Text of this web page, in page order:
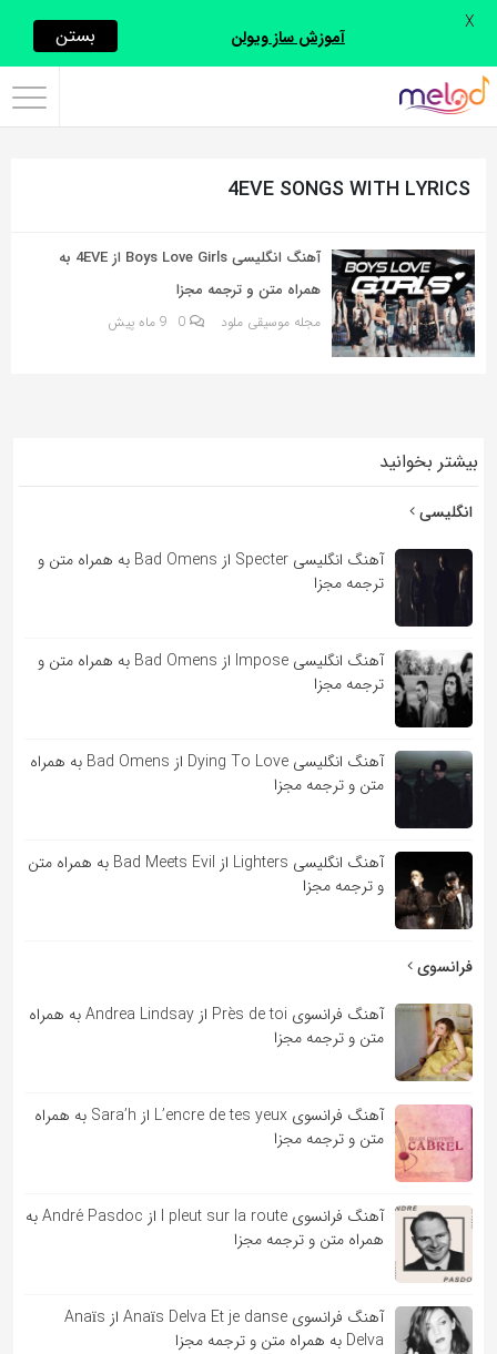
اشتراک
با
از
زیر
می‌توانید
این
صفحه
خود
به
بگذارید.
لینک
4EVE SONGS WITH LYRICS
آهنگ انگلیسی Boys Love Girls از 4EVE به
همراه متن و ترجمه مجزا
مجله موسیقی ملود 0 9 ماه پیش
بیشتر بخوانید
انگلیسی
آهنگ انگلیسی Specter از Bad Omens به همراه متن و
ترجمه مجزا
آهنگ انگلیسی Impose از Bad Omens به همراه متن و
ترجمه مجزا
آهنگ انگلیسی Dying To Love از Bad Omens به همراه
متن و ترجمه مجزا
آهنگ انگلیسی Lighters از Bad Meets Evil به همراه متن
و ترجمه مجزا
فرانسوی
آهنگ فرانسوی Près de toi از Andrea Lindsay به همراه
متن و ترجمه مجزا
آهنگ فرانسوی L’encre de tes yeux از Sara’h به همراه
متن و ترجمه مجزا
آهنگ فرانسوی l pleut sur la route از André Pasdoc به
همراه متن و ترجمه مجزا
آهنگ فرانسوی Anaïs Delva Et je danse از Anaïs
Delva به همراه متن و ترجمه مجزا
آموزش ساز ویولن بستن X